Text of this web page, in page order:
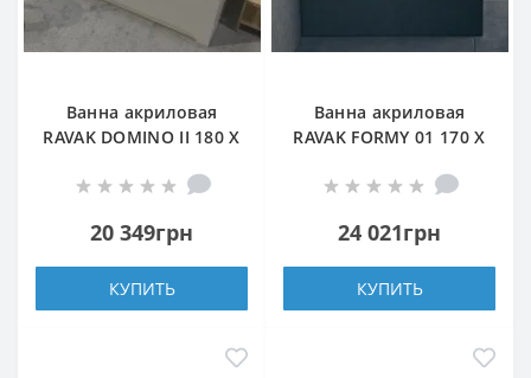
Ванна акриловая
RAVAK DOMINO II 180 X
20 349грн
КУПИТЬ
Ванна акриловая
RAVAK FORMY 01 170 X
24 021грн
КУПИТЬ